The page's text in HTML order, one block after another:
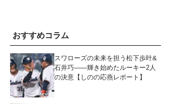
おすすめコラム
スワローズの未来を担う松下歩叶&
石井巧――輝き始めたルーキー2人
の決意【しのの応燕レポート】